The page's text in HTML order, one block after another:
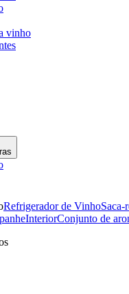
vinho
Refrigerador de VinhoSaca-
InteriorConjunto de